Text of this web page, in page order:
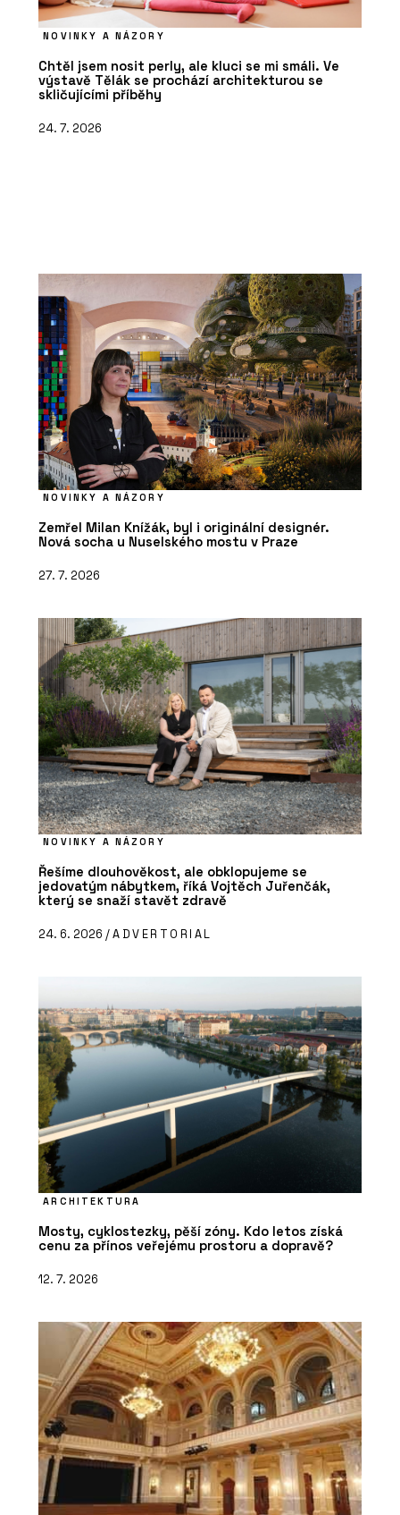
NOVINKY A NÁZORY
Chtěl jsem nosit perly, ale kluci se mi smáli. Ve
výstavě Tělák se prochází architekturou se
skličujícími příběhy
24. 7. 2026
NOVINKY A NÁZORY
Zemřel Milan Knížák, byl i originální designér.
Nová socha u Nuselského mostu v Praze
27. 7. 2026
NOVINKY A NÁZORY
Řešíme dlouhověkost, ale obklopujeme se
jedovatým nábytkem, říká Vojtěch Juřenčák,
který se snaží stavět zdravě
24. 6. 2026 /ADVERTORIAL
ARCHITEKTURA
Mosty, cyklostezky, pěší zóny. Kdo letos získá
cenu za přínos veřejému prostoru a dopravě?
12. 7. 2026